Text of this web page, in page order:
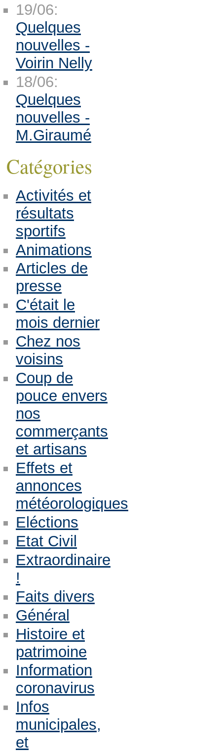
19/06:
Quelques
nouvelles -
Voirin Nelly
18/06:
Quelques
nouvelles -
M.Giraumé
Catégories
Activités et
résultats
sportifs
Animations
Articles de
presse
C'était le
mois dernier
Chez nos
voisins
Coup de
pouce envers
nos
commerçants
et artisans
Effets et
annonces
météorologiques
Eléctions
Etat Civil
Extraordinaire
!
Faits divers
Général
Histoire et
patrimoine
Information
coronavirus
Infos
municipales,
et